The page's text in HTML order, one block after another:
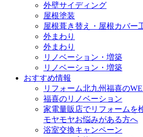
外壁サイディング
屋根塗装
屋根葺き替え・屋根カバー
外まわり
外まわり
リノベーション・増築
リノベーション・増築
おすすめ情報
リフォーム北九州福喜の
福喜のリノベーション
家電量販店でリフォームを
モヤモヤお悩みがある方へ
浴室交換キャンペーン